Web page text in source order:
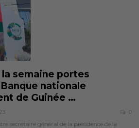
semaine portes
nationale
de Guinée …
0
secrétaire général de la présidence de la